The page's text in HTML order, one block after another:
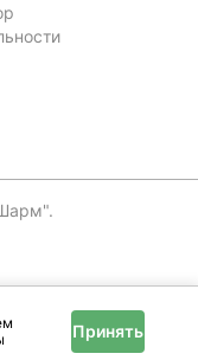
Принять